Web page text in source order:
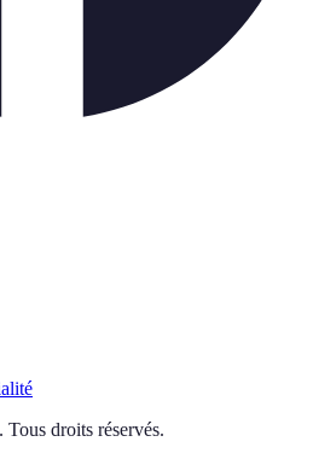
. Tous droits réservés.